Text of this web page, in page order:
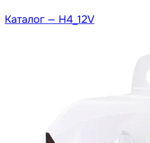
Каталог — H4_12V